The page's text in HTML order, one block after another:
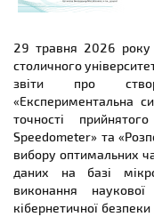
29 травня 2026 року
столичного
звіти про
«Експериментальна
точності
Speedometer» та
вибору оптимальних
даних на базі
виконання
кібернетичної